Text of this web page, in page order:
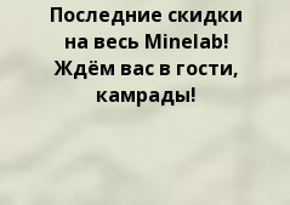
Последние скидки
на весь Minelab!
Ждём вас в гости,
камрады!